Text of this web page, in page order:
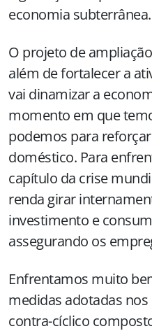
economia subterrânea.
O projeto de
além de fortalecer a
vai dinamizar a
momento em que
podemos para
doméstico. Para
capítulo da crise
renda girar
investimento e
assegurando os
Enfrentamos muito
medidas adotadas
contra-cíclico